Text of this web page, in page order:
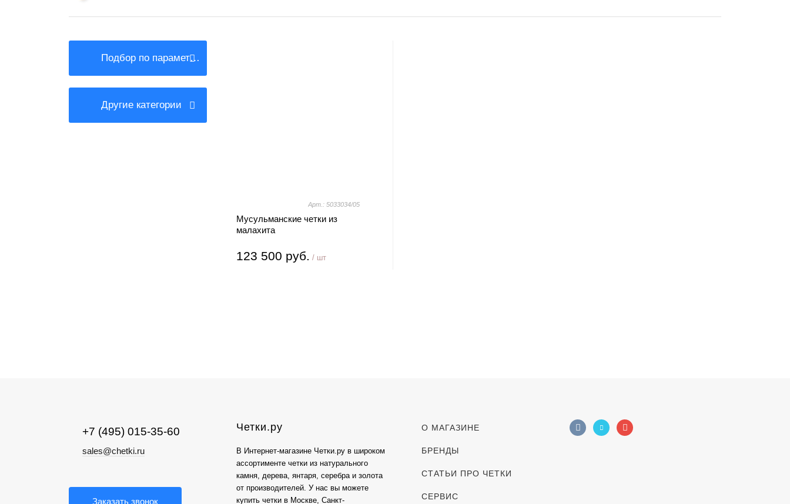
Подбор по параметрам
Другие категории
Арт.: 5033034/05
Мусульманские четки из
малахита
123 500 руб. / шт
+7 (495) 015-35-60
sales@chetki.ru
Заказать звонок
Четки.ру
В Интернет-магазине Четки.ру в широком
ассортименте четки из натурального
камня, дерева, янтаря, серебра и золота
от производителей. У нас вы можете
купить четки в Москве, Санкт-
О МАГАЗИНЕ
БРЕНДЫ
СТАТЬИ ПРО ЧЕТКИ
СЕРВИС